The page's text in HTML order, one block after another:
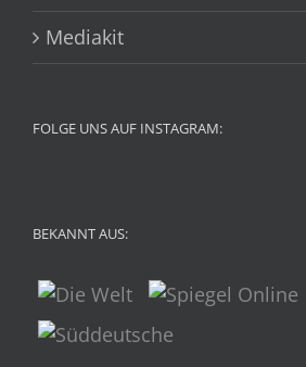
Mediakit
FOLGE UNS AUF INSTAGRAM:
BEKANNT AUS: